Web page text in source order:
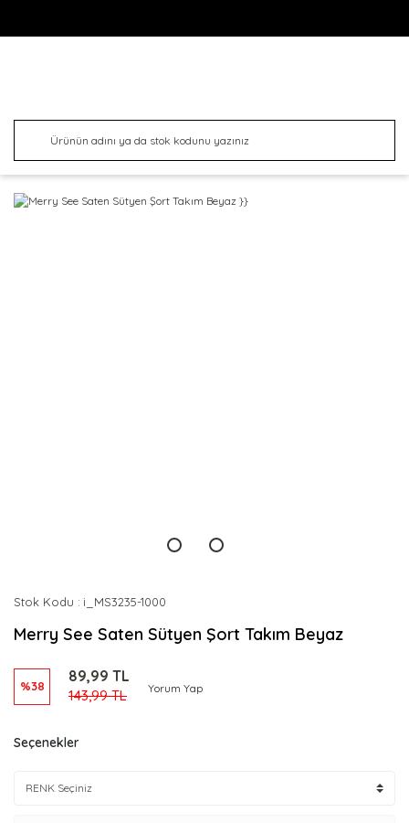
Stok Kodu i_MS3235-1000
Merry See Saten Sütyen Şort Takım Beyaz
%38
89,99 TL
143,99 TL Yorum Yap
Seçenekler